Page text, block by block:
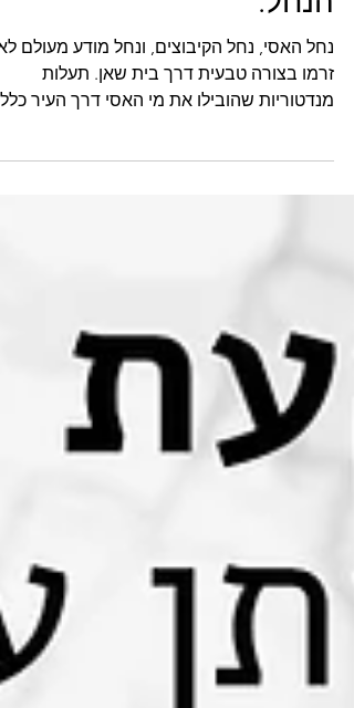
קיבוץ ניר דוד לא היטה את
הנחל.
נחל האסי, נחל הקיבוצים, ונחל מודע מעולם
מנדטוריות שהובילו את מי האסי דרך העיר כלל